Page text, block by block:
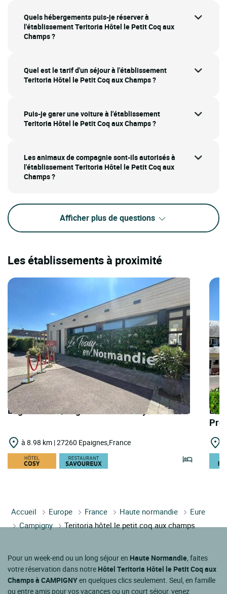
Quels hébergements puis-je réserver à
l'établissement Teritoria Hôtel le Petit Coq aux
Champs ?
Quel est le tarif d'un séjour à l'établissement
Teritoria Hôtel le Petit Coq aux Champs ?
Puis-je garer une voiture à l'établissement
Teritoria Hôtel le Petit Coq aux Champs ?
Les animaux de compagnie sont-ils autorisés à
l'établissement Teritoria Hôtel le Petit Coq aux
Champs ?
Afficher plus de questions
Les établissements à proximité
Logis Hôtels | Logis Hôtel le Tosny
à 8.98 km | 27260 Epaignes,France
Accueil Europe France Haute normandie
Eure
Campigny
Teritoria hôtel le petit coq aux champs
Pour un week-end ou un long séjour en Haute Normandie, faites
votre réservation dans notre Hôtel Teritoria Hôtel le Petit Coq aux
Champs à CAMPIGNYen quelques clics seulement. Seul, en famille
ou entre amis pour vos vacances ou un court séjour, venez